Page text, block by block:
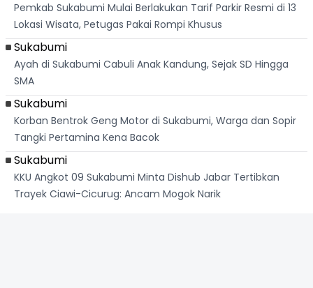
Pemkab Sukabumi Mulai Berlakukan Tarif Parkir Resmi di 13
Lokasi Wisata, Petugas Pakai Rompi Khusus
Sukabumi
Ayah di Sukabumi Cabuli Anak Kandung, Sejak SD Hingga
SMA
Sukabumi
Korban Bentrok Geng Motor di Sukabumi, Warga dan Sopir
Tangki Pertamina Kena Bacok
Sukabumi
KKU Angkot 09 Sukabumi Minta Dishub Jabar Tertibkan
Trayek Ciawi-Cicurug: Ancam Mogok Narik